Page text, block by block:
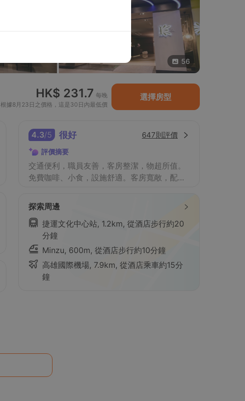
56
HK$ 231.7 每晚
根據8月23日之價格，這是30日內最低價
選擇房型
4.3/5 很好 647則評價
評價摘要
交通便利，職員友善，客房整潔，物超所值。
免費咖啡、小食，設施舒適。客房寬敞，配備
探索周邊
捷運文化中心站, 1.2km, 從酒店步行約20
分鐘
Minzu, 600m, 從酒店步行約10分鐘
高雄國際機場, 7.9km, 從酒店乘車約15分
鐘